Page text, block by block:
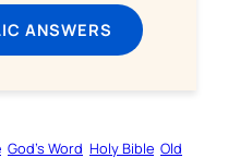
ANSWERS
God’s Word Holy Bible Old